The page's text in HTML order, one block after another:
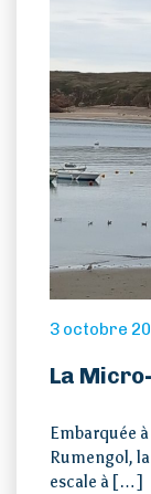
Vivre
Actions de l’AIP
Presse
3 octobre
La
Embarquée
Rumengol,
escale à […]